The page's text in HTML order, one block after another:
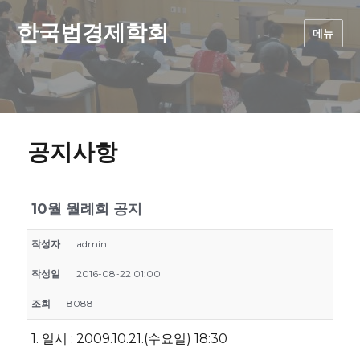
한국법경제학회 메뉴
공지사항
10월 월례회 공지
작성자 admin
작성일 2016-08-22 01:00
조회 8088
1. 일시 : 2009.10.21.(수요일) 18:30